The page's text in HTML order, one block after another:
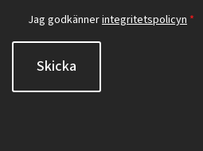
Jag godkännerintegritetspolicyn *
Skicka